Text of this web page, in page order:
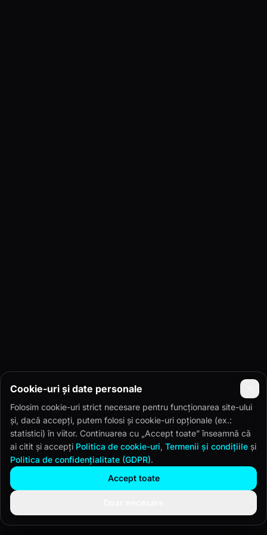
Cookie-uri și date personale
Folosim cookie-uri strict necesare pentru funcționarea site-ului
și, dacă accepți, putem folosi și cookie-uri opționale (ex.:
statistici) în viitor. Continuarea cu „Accept toate” înseamnă că
ai citit și accepți Politica de cookie-uri, Termenii și condițiile și
Politica de confidențialitate (GDPR).
Accept toate